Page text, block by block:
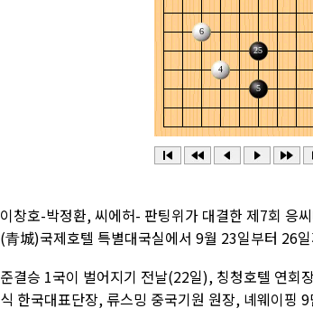
이창호-박정환, 씨에허- 판팅위가 대결한 제7회 응
(青城)국제호텔 특별대국실에서 9월 23일부터 26
준결승 1국이 벌어지기 전날(22일), 칭청호텔 연회
식 한국대표단장, 류스밍 중국기원 원장, 녜웨이핑